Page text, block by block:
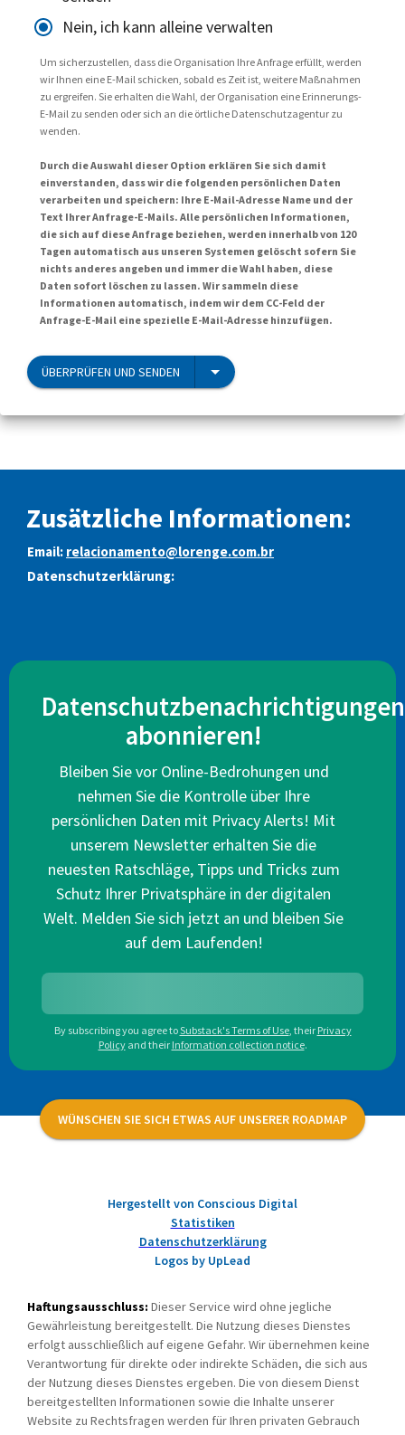
Nein, ich kann alleine verwalten
Um sicherzustellen, dass die Organisation Ihre Anfrage erfüllt, werden
wir Ihnen eine E-Mail schicken, sobald es Zeit ist, weitere Maßnahmen
zu ergreifen. Sie erhalten die Wahl, der Organisation eine Erinnerungs-
E-Mail zu senden oder sich an die örtliche Datenschutzagentur zu
wenden.
Durch die Auswahl dieser Option erklären Sie sich damit
einverstanden, dass wir die folgenden persönlichen Daten
verarbeiten und speichern: Ihre E-Mail-Adresse Name und der
Text Ihrer Anfrage-E-Mails. Alle persönlichen Informationen,
die sich auf diese Anfrage beziehen, werden innerhalb von 120
Tagen automatisch aus unseren Systemen gelöscht sofern Sie
nichts anderes angeben und immer die Wahl haben, diese
Daten sofort löschen zu lassen. Wir sammeln diese
Informationen automatisch, indem wir dem CC-Feld der
Anfrage-E-Mail eine spezielle E-Mail-Adresse hinzufügen.
ÜBERPRÜFEN UND SENDEN
Zusätzliche Informationen:
Email: relacionamento@lorenge.com.br
Datenschutzerklärung:
Datenschutzbenachrichtigungen
abonnieren!
Bleiben Sie vor Online-Bedrohungen und
nehmen Sie die Kontrolle über Ihre
persönlichen Daten mit Privacy Alerts! Mit
unserem Newsletter erhalten Sie die
neuesten Ratschläge, Tipps und Tricks zum
Schutz Ihrer Privatsphäre in der digitalen
Welt. Melden Sie sich jetzt an und bleiben Sie
auf dem Laufenden!
By subscribing you agree toSubstack's Terms of Use, their Privacy
Policy and their Information collection notice.
WÜNSCHEN SIE SICH ETWAS AUF UNSERER ROADMAP
Hergestellt von Conscious Digital
Statistiken
Datenschutzerklärung
Logos by UpLead
Haftungsausschluss: Dieser Service wird ohne jegliche
Gewährleistung bereitgestellt. Die Nutzung dieses Dienstes
erfolgt ausschließlich auf eigene Gefahr. Wir übernehmen keine
Verantwortung für direkte oder indirekte Schäden, die sich aus
der Nutzung dieses Dienstes ergeben. Die von diesem Dienst
bereitgestellten Informationen sowie die Inhalte unserer
Website zu Rechtsfragen werden für Ihren privaten Gebrauch